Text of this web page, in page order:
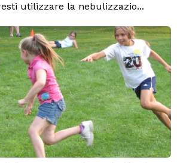
utilizzare la nebulizzazio...